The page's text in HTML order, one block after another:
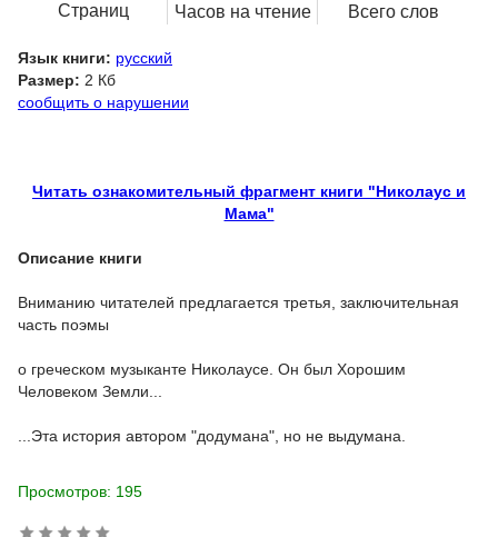
Страниц
Часов на чтение Всего слов
Язык книги: русский
Размер: 2 Кб
сообщить о нарушении
Читать ознакомительный фрагмент книги "Николаус и
Мама"
Описание книги
Вниманию читателей предлагается третья, заключительная
часть поэмы
о греческом музыканте Николаусе. Он был Хорошим
Человеком Земли...
...Эта история автором "додумана", но не выдумана.
Просмотров: 195